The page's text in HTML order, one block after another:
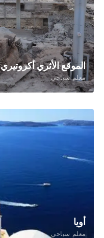
الموقع الأثري أكروتيري
معلم سياحي
أويا
معلم سياحي